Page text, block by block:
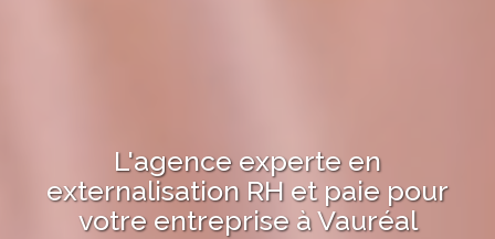
L'agence experte en
externalisation RH et paie pour
votre entreprise àVauréal